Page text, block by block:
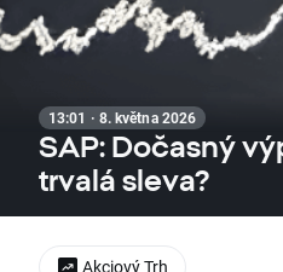
13:01 · 8. května 2026
SAP: Dočasný
trvalá sleva?
Akciový Trh